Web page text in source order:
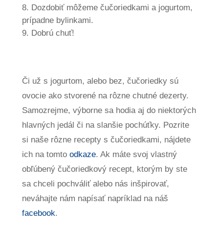
Dozdobiť môžeme čučoriedkami a jogurtom,
prípadne bylinkami.
Dobrú chuť!
Či už s jogurtom, alebo bez, čučoriedky sú
ovocie ako stvorené na rôzne chutné dezerty.
Samozrejme, výborne sa hodia aj do niektorých
hlavných jedál či na slanšie pochúťky. Pozrite
si naše rôzne recepty s čučoriedkami, nájdete
ich na tomto odkaze. Ak máte svoj vlastný
obľúbený čučoriedkový recept, ktorým by ste
sa chceli pochváliť alebo nás inšpirovať,
neváhajte nám napísať napríklad na náš
facebook.